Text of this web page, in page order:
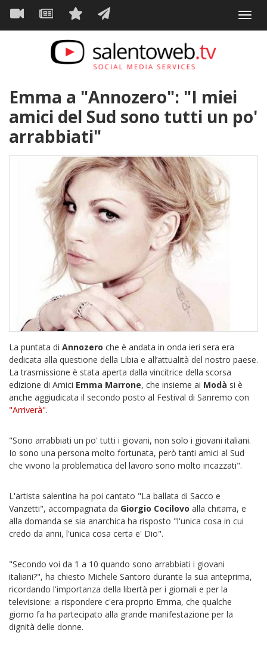
Salta
contenuto
Navigazione
principale
Emma a "Annozero": "I miei
amici del Sud sono tutti un po'
arrabbiati"
La puntata di Annozero che è andata in onda ieri sera era
dedicata alla questione della Libia e all’attualità del nostro paese.
La trasmissione è stata aperta dalla vincitrice della scorsa
edizione di Amici Emma Marrone, che insieme ai Modà si è
anche aggiudicata il secondo posto al Festival di Sanremo con
"Arriverà".
"Sono arrabbiati un po' tutti i giovani, non solo i giovani italiani.
Io sono una persona molto fortunata, però tanti amici al Sud
che vivono la problematica del lavoro sono molto incazzati".
L'artista salentina ha poi cantato "La ballata di Sacco e
Vanzetti", accompagnata da Giorgio Cocilovo alla chitarra, e
alla domanda se sia anarchica ha risposto "l'unica cosa in cui
credo da anni, l'unica cosa certa e' Dio".
"Secondo voi da 1 a 10 quando sono arrabbiati i giovani
italiani?", ha chiesto Michele Santoro durante la sua anteprima,
ricordando l'importanza della libertà per i giornali e per la
televisione: a rispondere c'era proprio Emma, che qualche
giorno fa ha partecipato alla grande manifestazione per la
dignità delle donne.